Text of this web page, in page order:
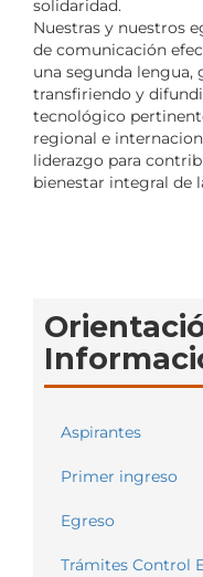
solidaridad.
Nuestras y nuestros
de comunicación
una segunda lengua,
transfiriendo y
tecnológico
regional e
liderazgo para
bienestar integral de
Aspirantes
Primer ingreso
Egreso
Trámites Control